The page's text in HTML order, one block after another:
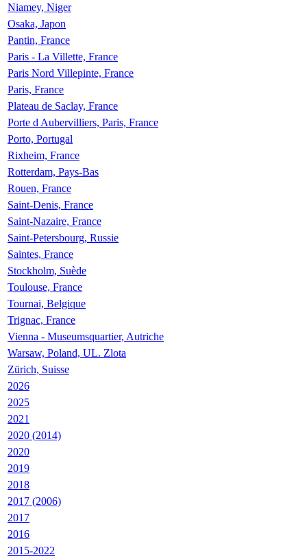
Niamey, Niger
Osaka, Japon
Pantin, France
Paris - La Villette, France
Paris Nord Villepinte, France
Paris, France
Plateau de Saclay, France
Porte d Aubervilliers, Paris, France
Porto, Portugal
Rixheim, France
Rotterdam, Pays-Bas
Rouen, France
Saint-Denis, France
Saint-Nazaire, France
Saint-Petersbourg, Russie
Saintes, France
Stockholm, Suède
Toulouse, France
Tournai, Belgique
Trignac, France
Vienna - Museumsquartier, Autriche
Warsaw, Poland, UL. Zlota
Zürich, Suisse
2026
2025
2021
2020 (2014)
2020
2019
2018
2017 (2006)
2017
2016
2015-2022